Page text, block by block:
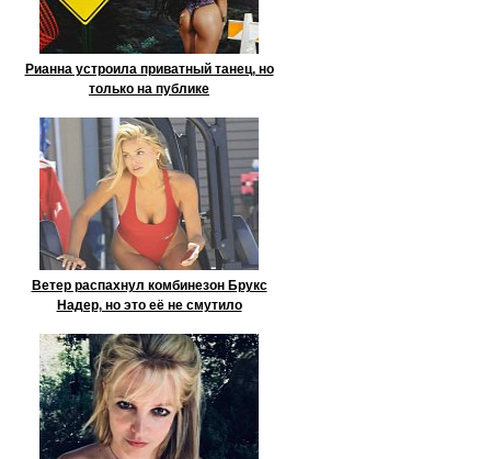
Рианна устроила приватный танец, но
только на публике
Ветер распахнул комбинезон Брукс
Надер, но это её не смутило